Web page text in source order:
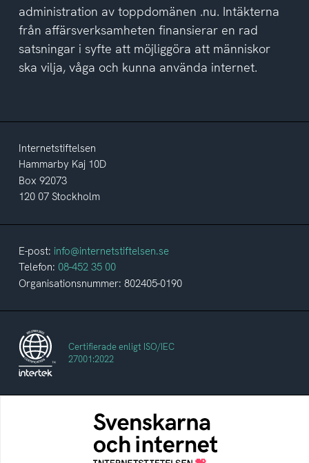
administration av toppdomänen .nu. Intäkterna
från affärsverksamheten finansierar en rad
satsningar i syfte att möjliggöra att människor
ska vilja, våga och kunna använda internet.
Internetstiftelsen
Hammarby Kaj 10D
Box 92073
120 07 Stockholm
E-post: info@internetstiftelsen.se
Telefon: 08-452 35 00
Organisationsnummer: 802405-0190
Certifierade enligt ISO/IEC
27001:2022
Svenskarna och internet
En årlig studie av svenska folkets
internetvanor